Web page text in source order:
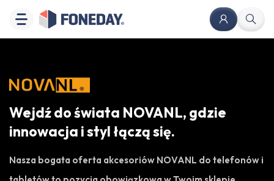
Wejdź do świata NOVANL, gdzie
innowacja i styl łączą się.
Nasza bogata oferta akcesoriów NOVANL do telefonów i